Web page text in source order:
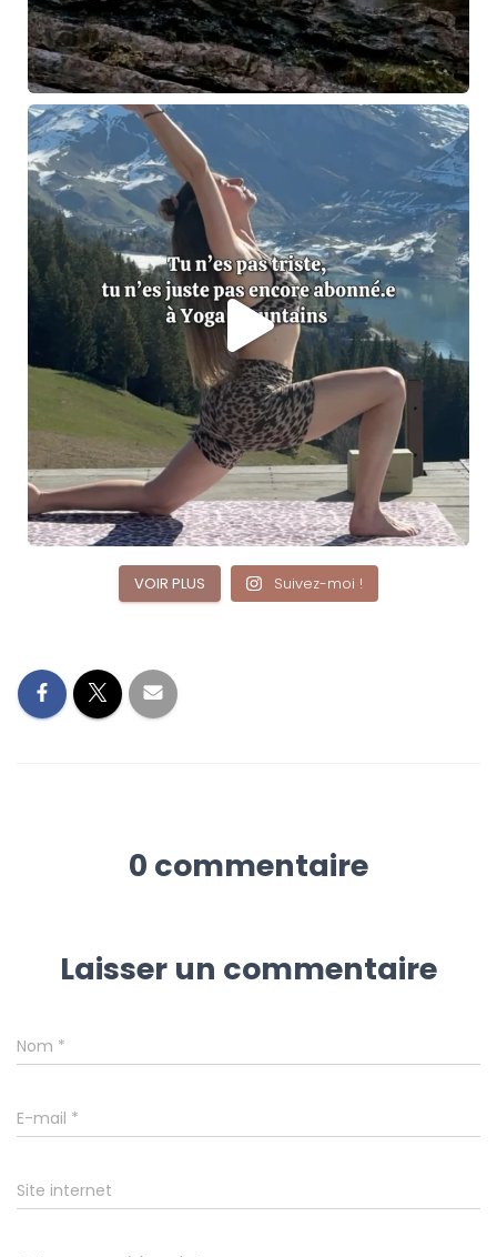
VOIR PLUS Suivez-moi !
0 commentaire
Laisser un commentaire
Nom *
E-mail *
Site internet